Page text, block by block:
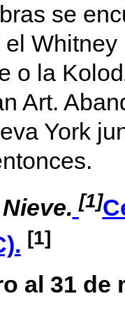
se
o la
Art.
York
[1]
[1]
al 31 de